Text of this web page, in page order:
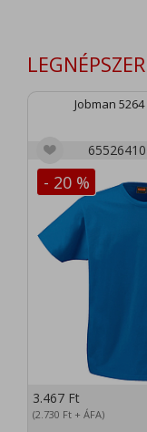
Jobman
- 20 %
3.467 Ft
(2.730 Ft + ÁFA)